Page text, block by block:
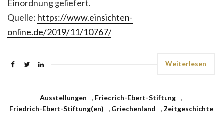
Einordnung geliefert.
Quelle: https://www.einsichten-
online.de/2019/11/10767/
Weiterlesen
Ausstellungen , Friedrich-Ebert-Stiftung ,
Friedrich-Ebert-Stiftung(en)
, Griechenland , Zeitgeschichte